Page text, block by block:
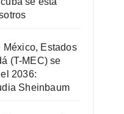
México, Estados
(T-MEC) se
2036:
Sheinbaum